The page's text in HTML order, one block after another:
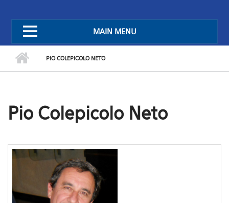
MAIN MENU
PIO COLEPICOLO NETO
Pio Colepicolo Neto